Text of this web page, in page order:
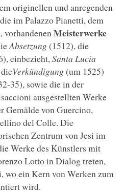
originellen und anregenden
im Palazzo Pianetti, dem
vorhandenen Meisterwerke
Absetzung(1512), die
einbezieht, Santa Lucia
Verkündigung(um 1525)
35), sowie die in der
ausgestellten Werke
Gemälde von Guercino,
del Colle. Die
Zentrum von Jesi im
Werke des Künstlers mit
Lotto in Dialog treten,
wo ein Kern von Werken zum
wird.